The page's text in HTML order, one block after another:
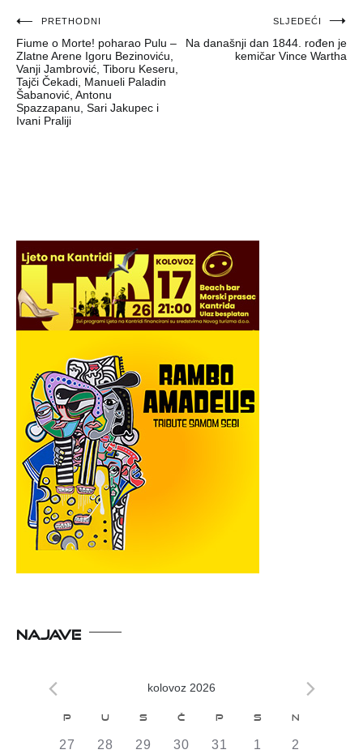
Navigacija
objava
PRETHODNI
Fiume o Morte! poharao Pulu –
Zlatne Arene Igoru Bezinoviću,
Vanji Jambrović, Tiboru Keseru,
Tajči Čekadi, Manueli Paladin
Šabanović, Antonu
Spazzapanu, Sari Jakupec i
Ivani Praliji
SLJEDEĆI
Na današnji dan 1844. rođen je
kemičar Vince Wartha
NAJAVE
kolovoz 2026
Kalendar
od
P U S Č P S N
0
27
0
28
0
29
0
30
0
31
0
1
0
2